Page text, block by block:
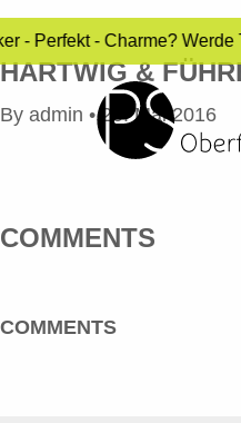
- Charme?
HARTWIG &
By admin •20. Mai 2016
COMMENTS
COMMENTS